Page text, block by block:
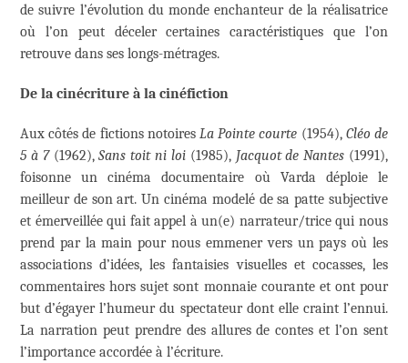
de suivre l’évolution du monde enchanteur de la réalisatrice
où l’on peut déceler certaines caractéristiques que l’on
retrouve dans ses longs-métrages.
De la cinécriture à la cinéfiction
Aux côtés de fictions notoiresLa Pointe courte (1954), Cléo de
5 à 7(1962),Sans toit ni loi(1985), Jacquot de Nantes (1991),
foisonne un cinéma documentaire où Varda déploie le
meilleur de son art. Un cinéma modelé de sa patte subjective
et émerveillée qui fait appel à un(e) narrateur/trice qui nous
prend par la main pour nous emmener vers un pays où les
associations d’idées, les fantaisies visuelles et cocasses, les
commentaires hors sujet sont monnaie courante et ont pour
but d’égayer l’humeur du spectateur dont elle craint l’ennui.
La narration peut prendre des allures de contes et l’on sent
l’importance accordée à l’écriture.